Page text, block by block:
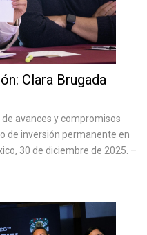
Clara Brugada
avances y compromisos
de inversión permanente en
30 de diciembre de 2025. –